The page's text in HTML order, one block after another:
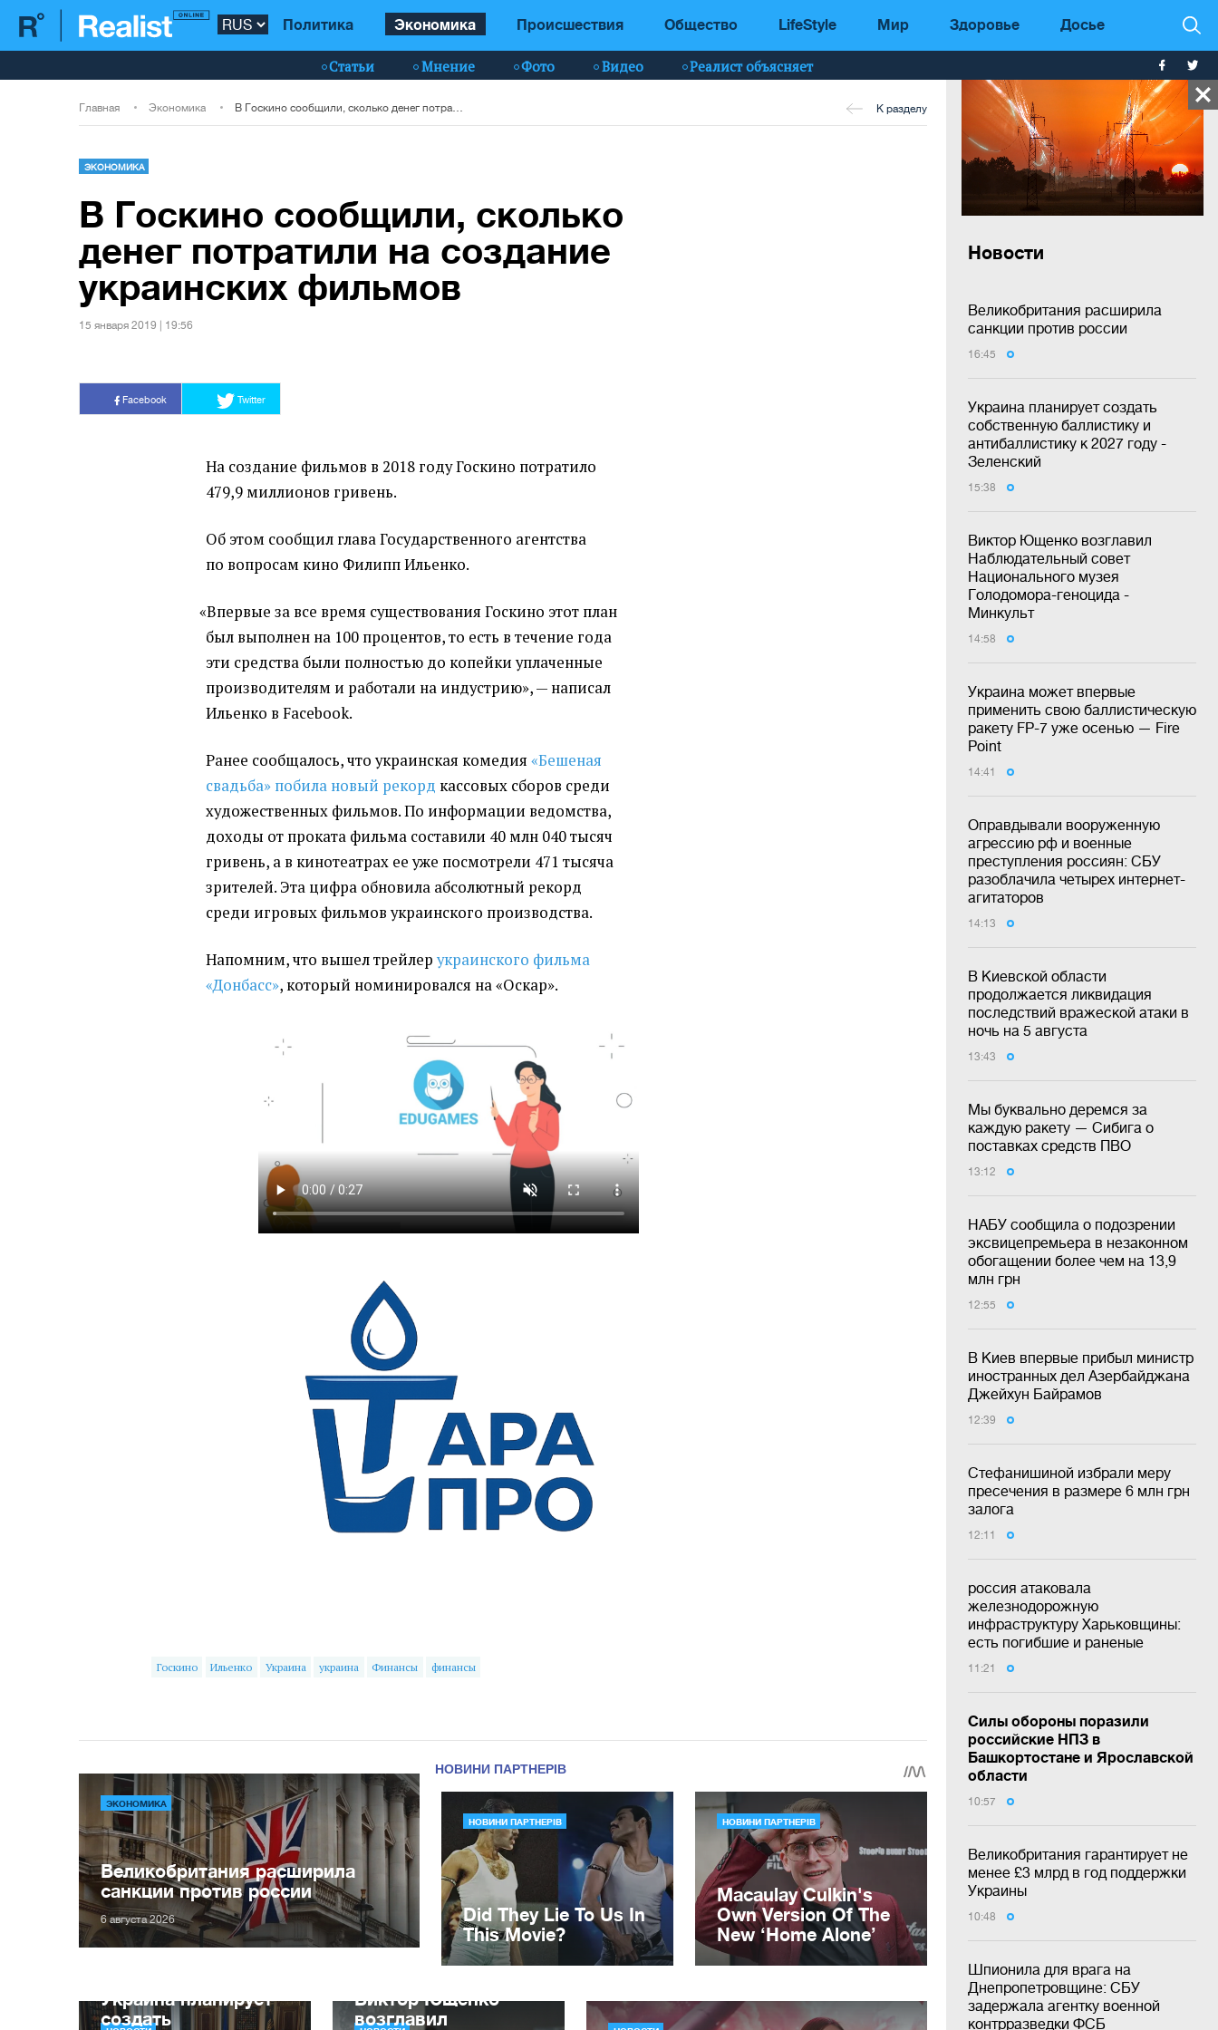
Политика Экономика Происшествия Общество LifeStyle Мир Здоровье Досье
Статьи Мнение Фото Видео Реалист объясняет
Новости
Великобритания расширила
санкции против россии
16:45
Украина планирует создать
собственную баллистику и
антибаллистику к 2027 году -
Зеленский
15:38
Виктор Ющенко возглавил
Наблюдательный совет
Национального музея
Голодомора-геноцида -
Минкульт
14:58
Украина может впервые
применить свою баллистическую
ракету FP-7 уже осенью — Fire
Point
14:41
Оправдывали вооруженную
агрессию рф и военные
преступления россиян: СБУ
разоблачила четырех интернет-
агитаторов
14:13
В Киевской области
продолжается ликвидация
последствий вражеской атаки в
ночь на 5 августа
13:43
Мы буквально деремся за
каждую ракету — Сибига о
поставках средств ПВО
13:12
НАБУ сообщила о подозрении
эксвицепремьера в незаконном
обогащении более чем на 13,9
млн грн
12:55
В Киев впервые прибыл министр
иностранных дел Азербайджана
Джейхун Байрамов
12:39
Стефанишиной избрали меру
пресечения в размере 6 млн грн
залога
12:11
россия атаковала
железнодорожную
инфраструктуру Харьковщины:
есть погибшие и раненые
11:21
Силы обороны поразили
российские НПЗ в
Башкортостане и Ярославской
области
10:57
Великобритания гарантирует не
менее £3 млрд в год поддержки
Украины
10:48
Шпионила для врага на
Днепропетровщине: СБУ
задержала агентку военной
контрразведки ФСБ
Главная Экономика К разделу
ЭКОНОМИКА
В Госкино сообщили, сколько
денег потратили на создание
украинских фильмов
15 января 2019 | 19:56
Facebook Twitter
На создание фильмов в 2018 году Госкино потратило
479,9 миллионов гривень.
Об этом сообщил глава Государственного агентства
по вопросам кино Филипп Ильенко.
«Впервые за все время существования Госкино этот план
был выполнен на 100 процентов, то есть в течение года
эти средства были полностью до копейки уплаченные
производителям и работали на индустрию», — написал
Ильенко в Facebook.
Ранее сообщалось, что украинская комедия «Бешеная
свадьба» побила новый рекорд кассовых сборов среди
художественных фильмов. По информации ведомства,
доходы от проката фильма составили 40 млн 040 тысяч
гривень, а в кинотеатрах ее уже посмотрели 471 тысяча
зрителей. Эта цифра обновила абсолютный рекорд
среди игровых фильмов украинского производства.
Напомним, что вышел трейлерукраинского фильма
«Донбасс», который номинировался на «Оскар».
Госкино Ильенко Украина украина Финансы финансы
ЭКОНОМИКА
Великобритания расширила
санкции против россии
6 августа 2026
Украина планирует
создать
Виктор Ющенко
возглавил